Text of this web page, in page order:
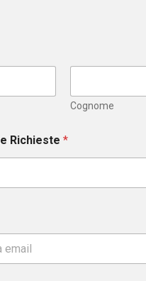
Cognome
Richieste *